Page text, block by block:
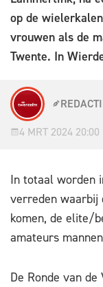
op de
vrouwen als de
Twente. In
4 MRT 2024 20:00
In totaal worden
verreden waarbij
komen, de elite/
amateurs
De Ronde van